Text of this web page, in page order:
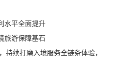
水平全面提升
旅游保障基石
持续打磨入境服务全链条体验，